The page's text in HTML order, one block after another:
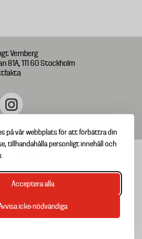
på vår webbplats för att förbättra din
tillhandahålla personligt innehåll och
Acceptera alla
icke-nödvändiga
Vernberg
81A, 111 60 Stockholm
TIPSA OSS
OM TESTFAKTA
NYHETSBREV